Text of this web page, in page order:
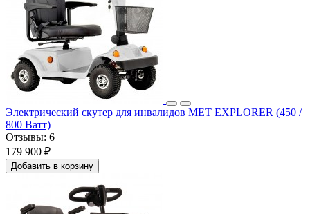
Электрический скутер для инвалидов MET EXPLORER (450 /
800 Ватт)
Отзывы: 6
179 900 ₽
Добавить в корзину